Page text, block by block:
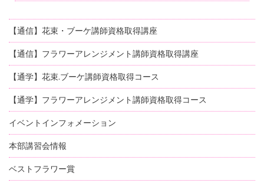
【通信】花束・ブーケ講師資格取得講座
【通信】フラワーアレンジメント講師資格取得講座
【通学】花束.ブーケ講師資格取得コース
【通学】フラワーアレンジメント講師資格取得コース
イベントインフォメーション
本部講習会情報
ベストフラワー賞